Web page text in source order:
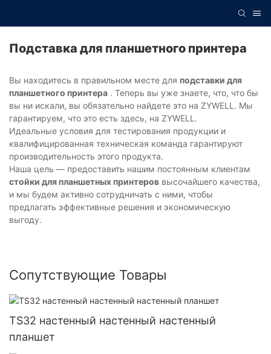
Подставка для планшетного принтера
Вы находитесь в правильном месте для подставки для
планшетного принтера . Теперь вы уже знаете, что, что бы
вы ни искали, вы обязательно найдете это на ZYWELL. Мы
гарантируем, что это есть здесь, на ZYWELL.
Идеальные условия для тестирования продукции и
квалифицированная техническая команда гарантируют
производительность этого продукта.
Наша цель — предоставить нашим постоянным клиентам
стойки для планшетных принтеров высочайшего качества,
и мы будем активно сотрудничать с ними, чтобы
предлагать эффективные решения и экономическую
выгоду.
Сопутствующие Товары
TS32 настенный настенный настенный
планшет